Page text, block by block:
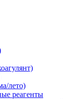
лето)
реагенты